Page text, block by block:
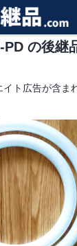
の後継
ト広告が含ま